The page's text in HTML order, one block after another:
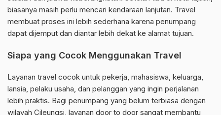
biasanya masih perlu mencari kendaraan lanjutan. Travel
membuat proses ini lebih sederhana karena penumpang
dapat dijemput dan diantar lebih dekat ke alamat tujuan.
Siapa yang Cocok Menggunakan Travel
Layanan travel cocok untuk pekerja, mahasiswa, keluarga,
lansia, pelaku usaha, dan pelanggan yang ingin perjalanan
lebih praktis. Bagi penumpang yang belum terbiasa dengan
wilayah Cileungsi, layanan door to door sangat membantu